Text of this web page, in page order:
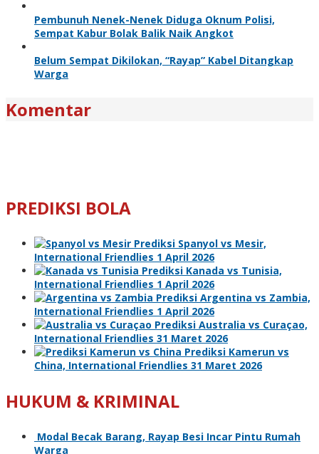
Pembunuh Nenek-Nenek Diduga Oknum Polisi,
Sempat Kabur Bolak Balik Naik Angkot
Belum Sempat Dikilokan, “Rayap” Kabel Ditangkap
Warga
Komentar
PREDIKSI BOLA
Prediksi Spanyol vs Mesir,
International Friendlies 1 April 2026
Prediksi Kanada vs Tunisia,
International Friendlies 1 April 2026
Prediksi Argentina vs Zambia,
International Friendlies 1 April 2026
Prediksi Australia vs Curaçao,
International Friendlies 31 Maret 2026
Prediksi Kamerun vs
China, International Friendlies 31 Maret 2026
HUKUM & KRIMINAL
Modal Becak Barang, Rayap Besi Incar Pintu Rumah
Warga